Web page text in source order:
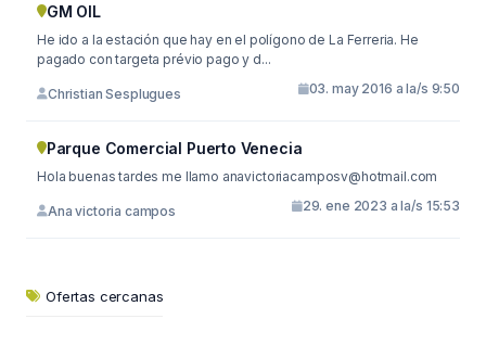
GM OIL
He ido a la estación que hay en el polígono de La Ferreria. He
pagado con targeta prévio pago y d...
Christian Sesplugues 03. may 2016 a la/s 9:50
Parque Comercial Puerto Venecia
Hola buenas tardes me llamo anavictoriacamposv@hotmail.com
Ana victoria campos 29. ene 2023 a la/s 15:53
Ofertas cercanas